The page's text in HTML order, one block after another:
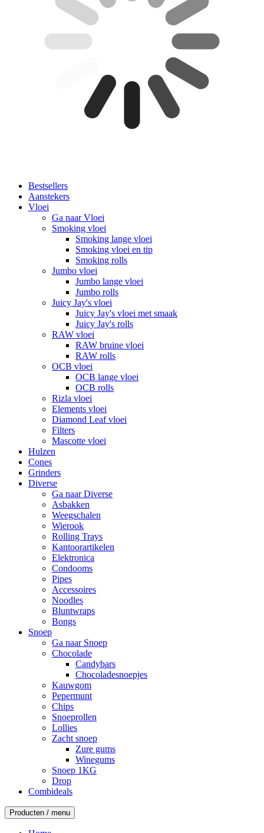
Bestsellers
Aanstekers
Vloei
Ga naar Vloei
Smoking vloei
Smoking lange vloei
Smoking vloei en tip
Smoking rolls
Jumbo vloei
Jumbo lange vloei
Jumbo rolls
Juicy Jay's vloei
Juicy Jay's vloei met smaak
Juicy Jay's rolls
RAW vloei
RAW bruine vloei
RAW rolls
OCB vloei
OCB lange vloei
OCB rolls
Rizla vloei
Elements vloei
Diamond Leaf vloei
Filters
Mascotte vloei
Hulzen
Cones
Grinders
Diverse
Ga naar Diverse
Asbakken
Weegschalen
Wierook
Rolling Trays
Kantoorartikelen
Elektronica
Condooms
Pipes
Accessoires
Noodles
Bluntwraps
Bongs
Snoep
Ga naar Snoep
Chocolade
Candybars
Chocoladesnoepjes
Kauwgom
Pepermunt
Chips
Snoeprollen
Lollies
Zacht snoep
Zure gums
Winegums
Snoep 1KG
Drop
Combideals
Producten / menu